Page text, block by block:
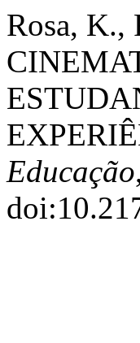
Rosa, K.,
Educação